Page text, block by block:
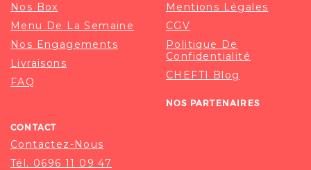
Nos Box
Menu De La Semaine
Nos Engagements
Livraisons
FAQ
Mentions Légales
CGV
Politique De
Confidentialité
CHEFTI Blog
NOS PARTENAIRES
CONTACT
Contactez-Nous
Tél. 0696 11 09 47